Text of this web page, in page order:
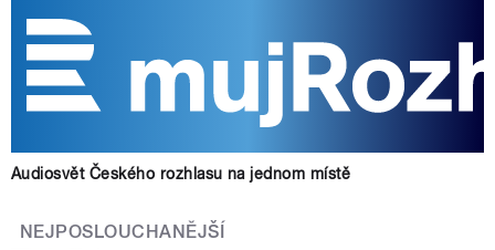
Audiosvět Českého rozhlasu na jednom místě
NEJPOSLOUCHANĚJŠÍ